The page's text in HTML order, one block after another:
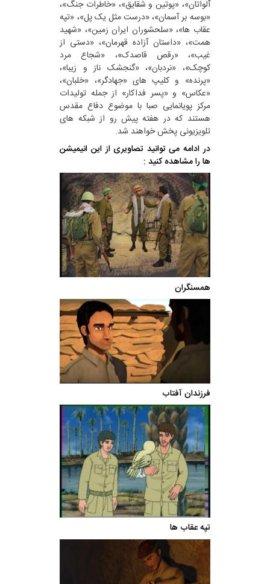
آلواتان»، «پوتین و شقایق»، «خاطرات جنگ»،
«بوسه بر آسمان»، «درست مثل یک پل»، «تپه
عقاب ها»، «سلحشوران ایران زمین»، «شهید
همت»، «داستان آزاده قهرمان»، «دستی از
غیب»، «رقص قاصدک»، «شجاع مرد
کوچک»، «نردبان»، «گنجشک ناز و زیبا»،
«پرنده» و کلیپ های «جهادگر»، «خلبان»،
«عکاس» و «پسر فداکار» از جمله تولیدات
مرکز پویانمایی صبا با موضوع دفاع مقدس
هستند که در هفته پیش رو از شبکه های
تلویزیونی پخش خواهند شد.
در ادامه می توانید تصاویری از این انیمیشن
ها را مشاهده کنید :
همسنگران
فرزندان آفتاب
تپه عقاب ها